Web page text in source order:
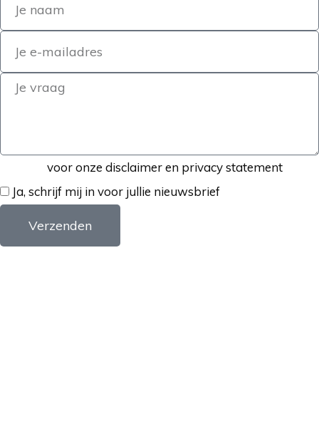
voor onze disclaimer en privacy statement
Ja, schrijf mij in voor jullie nieuwsbrief
Verzenden